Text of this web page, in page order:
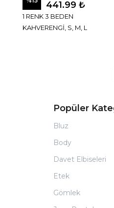
441.99 ₺
1 RENK 3 BEDEN
KAHVERENGİ, S, M, L
Popüler
Bluz
Body
Davet Elbiseleri
Etek
Gömlek